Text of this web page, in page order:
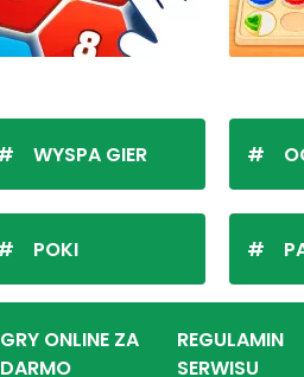
WYSPA GIER
POKI
GRY ONLINE ZA
DARMO
REGULAMIN
SERWISU